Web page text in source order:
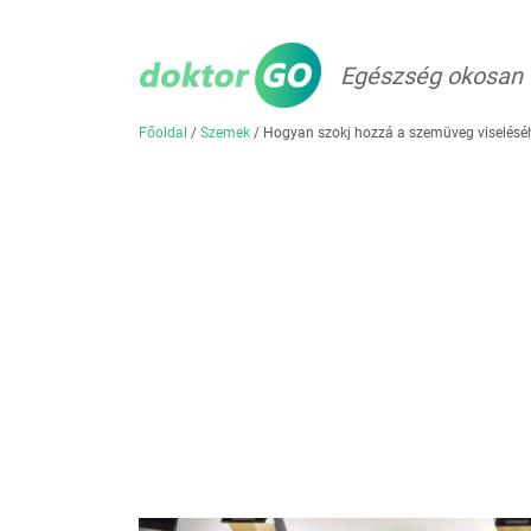
Egészség okosan
Főoldal / Szemek / Hogyan szokj hozzá a szemüveg